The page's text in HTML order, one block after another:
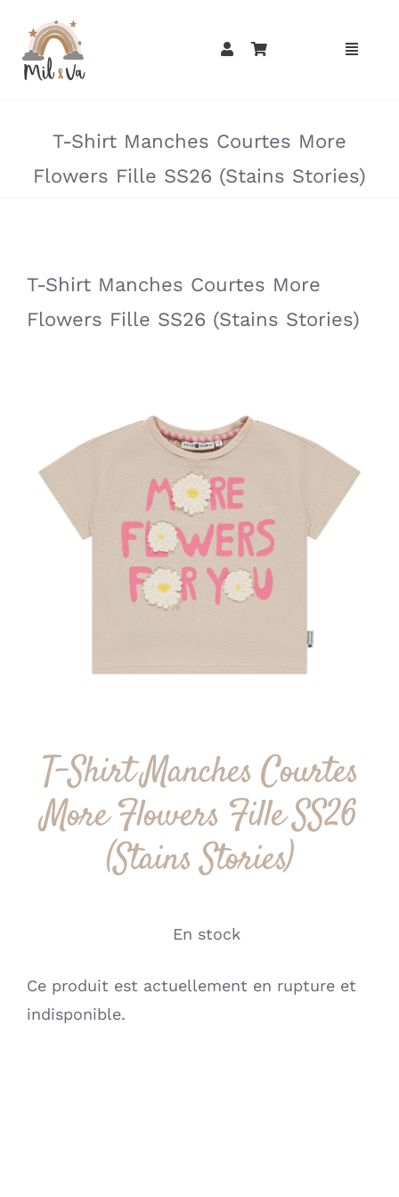
contenu
T-Shirt Manches Courtes More
Flowers Fille SS26 (Stains Stories)
T-Shirt Manches Courtes More
Flowers Fille SS26 (Stains Stories)
T-Shirt Manches Courtes
More Flowers Fille SS26
(Stains Stories)
En stock
Ce produit est actuellement en rupture et
indisponible.